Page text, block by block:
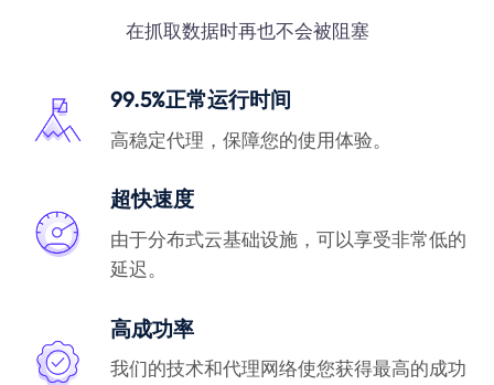
在抓取数据时再也不会被阻塞
99.5%正常运行时间
高稳定代理，保障您的使用体验。
超快速度
由于分布式云基础设施，可以享受非常低的
延迟。
高成功率
我们的技术和代理网络使您获得最高的成功